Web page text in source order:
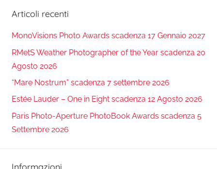
Articoli recenti
MonoVisions Photo Awards scadenza 17 Gennaio 2027
RMetS Weather Photographer of the Year scadenza 20
Agosto 2026
“Mare Nostrum” scadenza 7 settembre 2026
Estée Lauder – One in Eight scadenza 12 Agosto 2026
Paris Photo-Aperture PhotoBook Awards scadenza 5
Settembre 2026
Informazioni